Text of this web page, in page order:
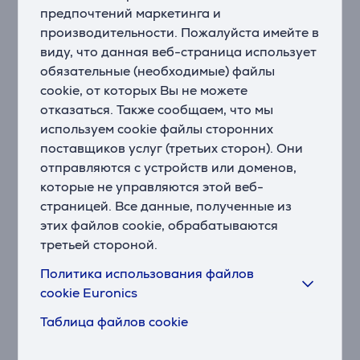
предпочтений маркетинга и
производительности. Пожалуйста имейте в
виду, что данная веб-страница использует
обязательные (необходимые) файлы
cookie, от которых Вы не можете
отказаться. Также сообщаем, что мы
используем cookie файлы сторонних
поставщиков услуг (третьих сторон). Они
отправляются с устройств или доменов,
которые не управляются этой веб-
страницей. Все данные, полученные из
этих файлов cookie, обрабатываются
третьей стороной.
Политика использования файлов
cookie Euronics
Таблица файлов cookie
Брейтесь с комфортом ниже шеи, используя насадку
для стрижки волос на теле. Уникальная система
защиты кожи оберегает чувствительные зоны при
бритье вплотную – до 0,5 мм. Также Вы можете
подравнивать волосы с помощью съемного гребня-
насадки.
Водонепроницаемость для удобного использования
и легкой очистки
Триммер является водонепроницаемым, поэтому Вы
можете комфортно использовать его в душе и легко
промывать под краном.
4 недели эффективной работы без подзарядки
Долговечный литиевый аккумулятор обеспечивает
до 120 минут работы с быстрой 5-минутной
зарядкой для эффективной стрижки без перерывов.
Дополнительный комфорт и контроль движений во